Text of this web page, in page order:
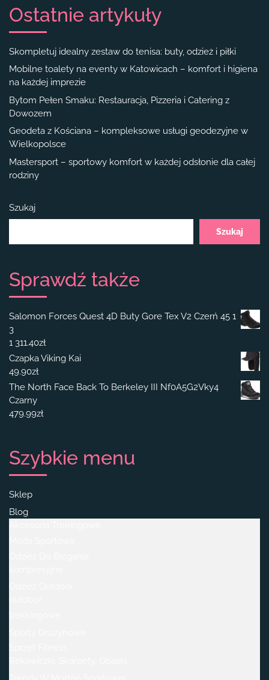
Ostatnie artykuły
Skompletuj idealny zestaw do tenisa: buty, odzież i piłki
Mobilne toalety na eventy w Katowicach – komfort i higiena
na każdej imprezie
Bytom Pełen Smaku: Restauracja, Pizzeria i Catering z
Dowozem
Geodeta z Kościana – kompleksowe usługi geodezyjne w
Wielkopolsce
Mastersport – sportowy komfort w każdej odsłonie dla całej
rodziny
Szukaj
Szukaj
Sprawdź także
Salomon Forces Quest 4D Buty Gore Tex V2 Czerń 45 1
3
1 311.40zł
Czapka Viking Kai
49.90zł
The North Face Back To Berkeley III Nf0A5G2Vky4
Czarny
479.99zł
Szybkie menu
Sklep
Blog